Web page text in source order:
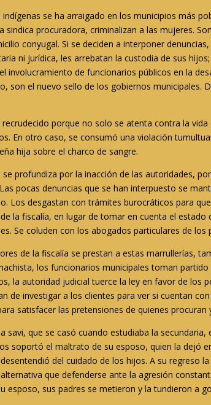
se ha arraigado en los municipios más
sindica procuradora, criminalizan a las mujeres.
conyugal. Si se deciden a interponer
ni jurídica, les arrebatan la custodia de sus
involucramiento de funcionarios públicos en la
son el nuevo sello de los gobiernos
porque no solo se atenta contra la
En otro caso, se consumó una violación
hija sobre el charco de sangre.
profundiza por la inacción de las autoridades,
pocas denuncias que se han interpuesto se
Los desgastan con trámites burocráticos para
la fiscalía, en lugar de tomar en cuenta el
Se coluden con los abogados particulares de los
de la fiscalía se prestan a estas marrullerías,
los funcionarios municipales toman
la autoridad judicial tuerce la ley en favor de
de investigar a los clientes para ver si cuentan
satisfacer las pretensiones de quienes
savi, que se casó cuando estudiaba la
soportó el maltrato de su esposo, quien la dejó
del cuidado de los hijos. A su regreso
que defenderse ante la agresión
esposo, sus padres se metieron y la tundieron a